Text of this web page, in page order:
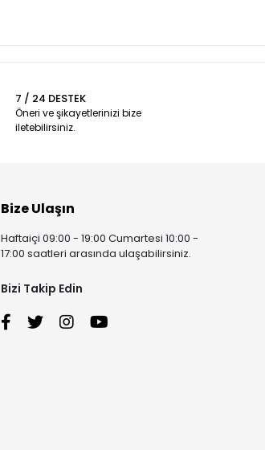
7 / 24 DESTEK
Öneri ve şikayetlerinizi bize
iletebilirsiniz.
Bize Ulaşın
Haftaiçi 09:00 - 19:00 Cumartesi 10:00 -
17:00 saatleri arasında ulaşabilirsiniz.
Bizi Takip Edin